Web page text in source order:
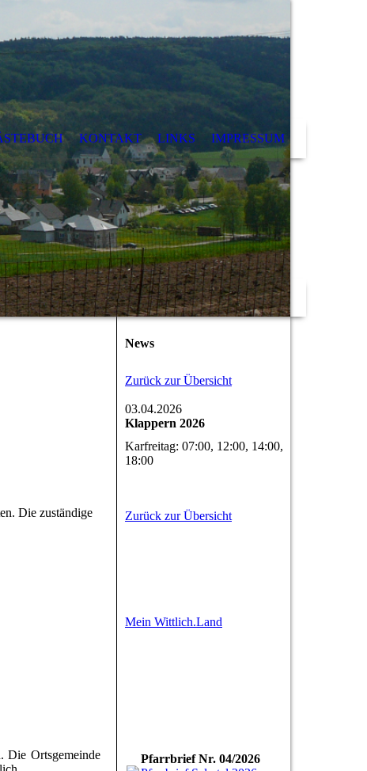
KONTAKT LINKS IMPRESSUM
Die zuständige
Die Ortsgemeinde
News
Zurück zur Übersicht
03.04.2026
Klappern 2026
Karfreitag: 07:00, 12:00, 14:00,
18:00
Zurück zur Übersicht
Mein Wittlich.Land
Pfarrbrief Nr. 04/2026